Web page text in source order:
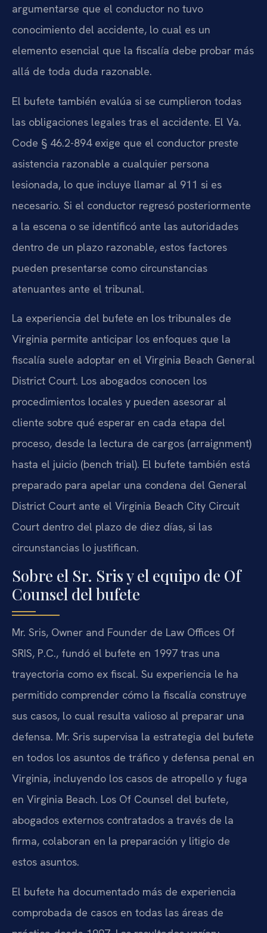
argumentarse que el conductor no tuvo
conocimiento del accidente, lo cual es un
elemento esencial que la fiscalía debe probar más
allá de toda duda razonable.
El bufete también evalúa si se cumplieron todas
las obligaciones legales tras el accidente. El Va.
Code § 46.2-894 exige que el conductor preste
asistencia razonable a cualquier persona
lesionada, lo que incluye llamar al 911 si es
necesario. Si el conductor regresó posteriormente
a la escena o se identificó ante las autoridades
dentro de un plazo razonable, estos factores
pueden presentarse como circunstancias
atenuantes ante el tribunal.
La experiencia del bufete en los tribunales de
Virginia permite anticipar los enfoques que la
fiscalía suele adoptar en el Virginia Beach General
District Court. Los abogados conocen los
procedimientos locales y pueden asesorar al
cliente sobre qué esperar en cada etapa del
proceso, desde la lectura de cargos (arraignment)
hasta el juicio (bench trial). El bufete también está
preparado para apelar una condena del General
District Court ante el Virginia Beach City Circuit
Court dentro del plazo de diez días, si las
circunstancias lo justifican.
Sobre el Sr. Sris y el equipo de Of
Counsel del bufete
Mr. Sris, Owner and Founder de Law Offices Of
SRIS, P.C., fundó el bufete en 1997 tras una
trayectoria como ex fiscal. Su experiencia le ha
permitido comprender cómo la fiscalía construye
sus casos, lo cual resulta valioso al preparar una
defensa. Mr. Sris supervisa la estrategia del bufete
en todos los asuntos de tráfico y defensa penal en
Virginia, incluyendo los casos de atropello y fuga
en Virginia Beach. Los Of Counsel del bufete,
abogados externos contratados a través de la
firma, colaboran en la preparación y litigio de
estos asuntos.
El bufete ha documentado más de experiencia
comprobada de casos en todas las áreas de